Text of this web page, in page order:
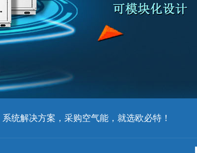
统解决方案，采购空气能，就选欧必特！